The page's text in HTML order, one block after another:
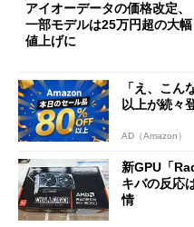
アイオーデータの価格改定、
一部モデルは25万円超の大幅
値上げに
「え、こ
以上が続々
AD（Amazon）
新GPU「
キバの反応
情